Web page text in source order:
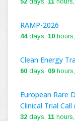
RAMP-2026
44days, 10 hours,
Clean Energy
60 days, 09 hours,
European Rare
Clinical Trial Call
32 days, 11 hours,